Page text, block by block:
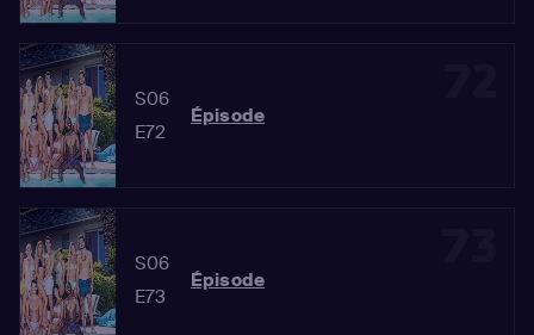
S06
E72
Épisode
S06
E73
Épisode